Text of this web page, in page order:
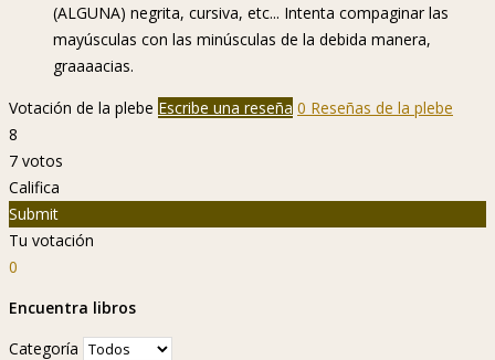
(ALGUNA) negrita, cursiva, etc... Intenta compaginar las
mayúsculas con las minúsculas de la debida manera,
graaaacias.
Votación de la plebe Escribe una reseña 0 Reseñas de la plebe
8
7 votos
Califica
Submit
Tu votación
0
Encuentra libros
Categoría